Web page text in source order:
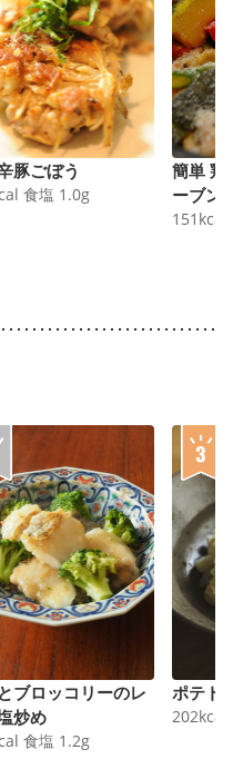
豚ごぼう
食塩 1.0g
簡単 鶏
ーブン
151 kcal
ブロッコリーのレ
炒め
食塩 1.2g
ポテト
202kcal